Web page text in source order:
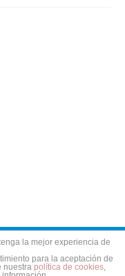
de cookies
la mejor experiencia de
para la aceptación de
nuestra política de cookies,